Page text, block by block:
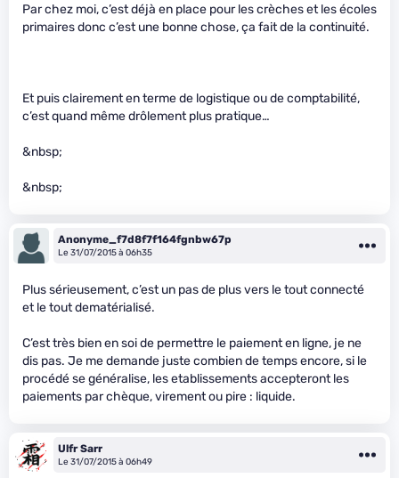
Par chez moi, c’est déjà en place pour les crèches et les écoles
primaires donc c’est une bonne chose, ça fait de la continuité.
Et puis clairement en terme de logistique ou de comptabilité,
c’est quand même drôlement plus pratique…
&nbsp;
&nbsp;
Anonyme_f7d8f7f164fgnbw67p
Le 31/07/2015 à 06h35
Plus sérieusement, c’est un pas de plus vers le tout connecté
et le tout dematérialisé.
C’est très bien en soi de permettre le paiement en ligne, je ne
dis pas. Je me demande juste combien de temps encore, si le
procédé se généralise, les etablissements accepteront les
paiements par chèque, virement ou pire : liquide.
Ulfr Sarr
Le 31/07/2015 à 06h49